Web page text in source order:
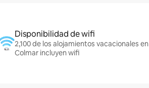
Disponibilidad de wifi
2,100 de los alojamientos vacacionales en
Colmar incluyen wifi